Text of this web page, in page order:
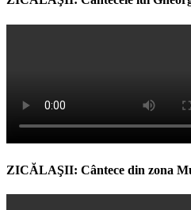
ZICĂLAŞII: Cântece din zona